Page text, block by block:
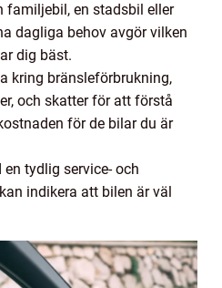
familjebil, en stadsbil eller
dagliga behov avgör vilken
dig bäst.
kring bränsleförbrukning,
och skatter för att förstå
för de bilar du är
en tydlig service- och
indikera att bilen är väl